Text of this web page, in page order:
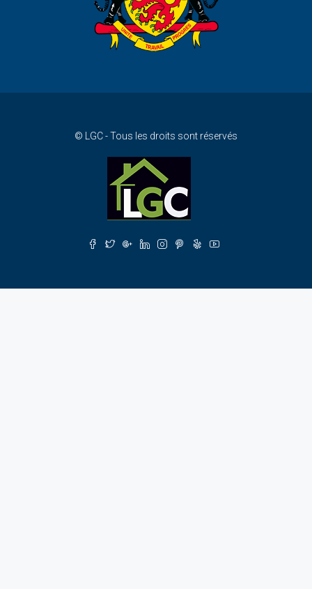
© LGC - Tous les droits sont réservés